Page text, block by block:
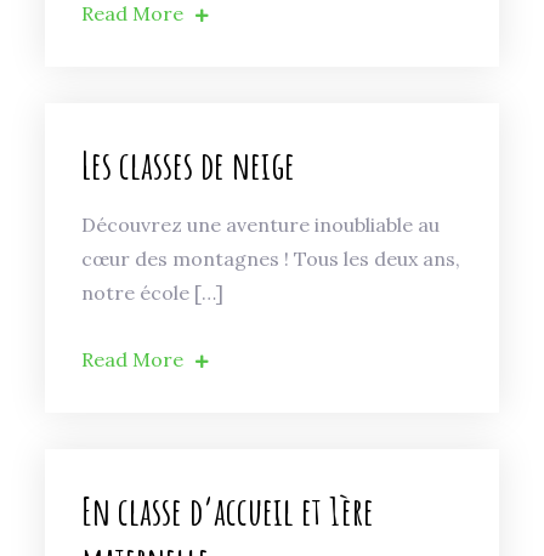
Read More
Les classes de neige
Découvrez une aventure inoubliable au
cœur des montagnes ! Tous les deux ans,
notre école […]
Read More
En classe d’accueil et 1ère